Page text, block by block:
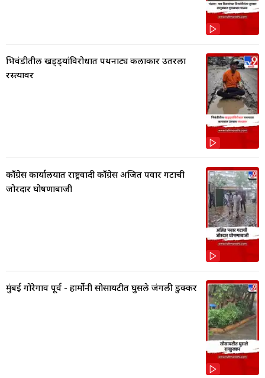
भिवंडीतील खड्ड्यांविरोधात पथनाट्य कलाकार उतरला
रस्त्यावर
काँग्रेस कार्यालयात राष्ट्रवादी काँग्रेस अजित पवार गटाची
जोरदार घोषणाबाजी
मुंबई गोरेगाव पूर्व - हार्मोनी सोसायटीत घुसले जंगली डुक्कर